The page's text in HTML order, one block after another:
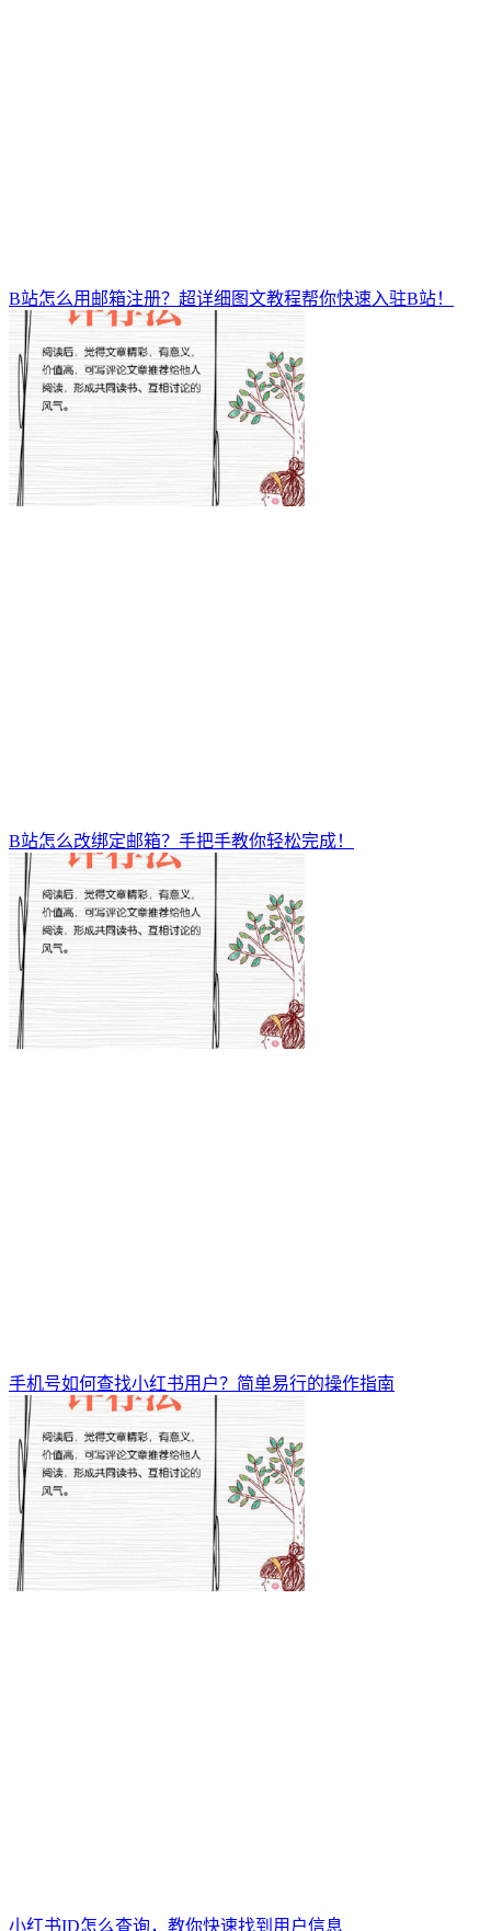
B站怎么用邮箱注册？超详细图文教程帮你快速入驻B站！
B站怎么改绑定邮箱？手把手教你轻松完成！
手机号如何查找小红书用户？简单易行的操作指南
小红书ID怎么查询，教你快速找到用户信息